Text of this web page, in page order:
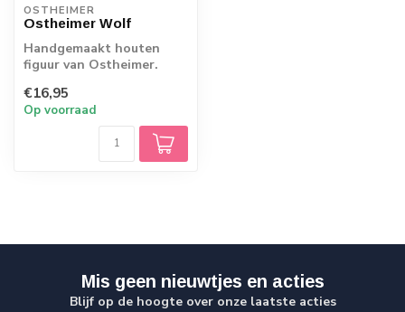
OSTHEIMER
Ostheimer Wolf
Handgemaakt houten
figuur van Ostheimer.
€16,95
Op voorraad
Mis geen nieuwtjes en acties
Blijf op de hoogte over onze laatste acties